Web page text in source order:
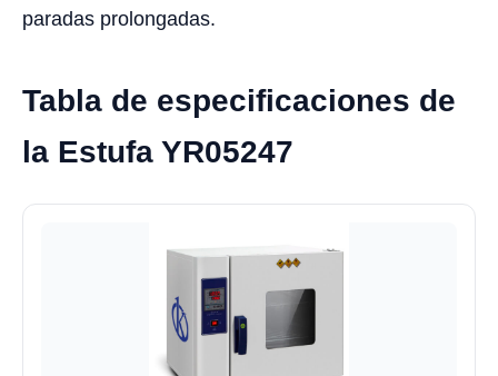
paradas prolongadas.
Tabla de especificaciones de
la Estufa YR05247